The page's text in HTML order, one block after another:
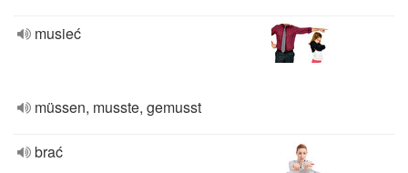
musieć
müssen, musste, gemusst
brać